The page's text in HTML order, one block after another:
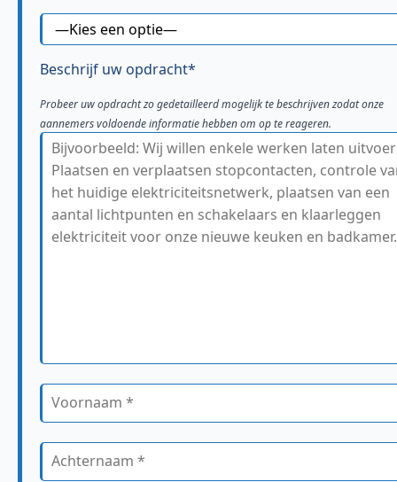
Beschrijf uw opdracht*
Probeer uw opdracht zo gedetailleerd mogelijk te beschrijven zodat onze
aannemers voldoende informatie hebben om op te reageren.